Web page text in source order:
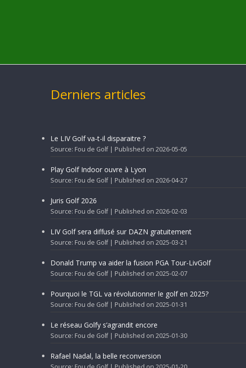
Derniers articles
Le LIV Golf va-t-il disparaitre ?
Source: Fou de Golf Published on 2026-05-05
Play Golf Indoor ouvre à Lyon
Source: Fou de Golf Published on 2026-04-27
Juris Golf 2026
Source: Fou de Golf Published on 2026-02-03
LIV Golf sera diffusé sur DAZN gratuitement
Source: Fou de Golf Published on 2025-03-21
Donald Trump va aider la fusion PGA Tour-LivGolf
Source: Fou de Golf Published on 2025-02-07
Pourquoi le TGL va révolutionner le golf en 2025?
Source: Fou de Golf Published on 2025-01-31
Le réseau Golfy s’agrandit encore
Source: Fou de Golf Published on 2025-01-30
Rafael Nadal, la belle reconversion